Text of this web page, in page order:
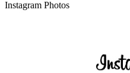
Instagram Photos